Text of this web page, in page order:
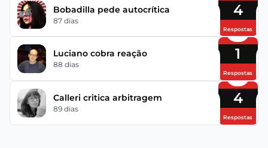
Bobadilla pede autocrítica
87 dias
4
Respostas
Luciano cobra reação
88 dias
1
Respostas
Calleri critica arbitragem
89 dias
4
Respostas